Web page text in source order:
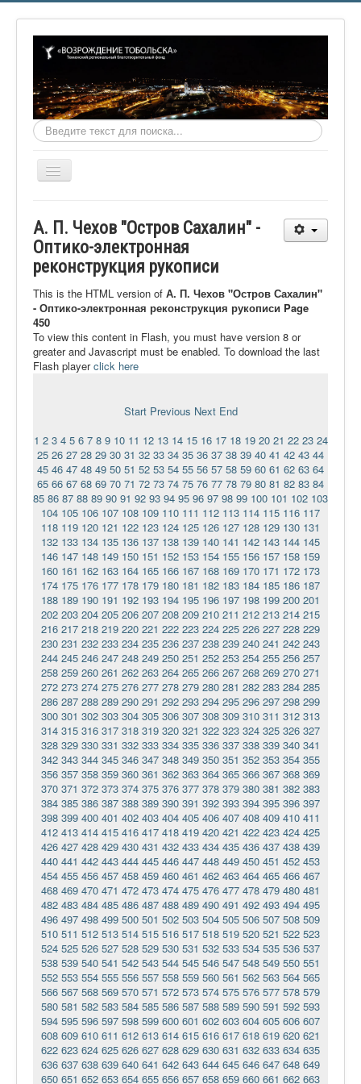
Искать...
Включить/
О фонде
Онлайн библиотека
Видеоматериалы
Контакты
Сайт проекта Достоевский
Ермаковополе.рф
А. П. Чехов "Остров Сахалин" -
Оптико-электронная
реконструкция рукописи
This is the HTML version of А. П. Чехов "Остров Сахалин"
- Оптико-электронная реконструкция рукописи Page
450
To view this content in Flash, you must have version 8 or
greater and Javascript must be enabled. To download the last
Flash playerclick here
Start Previous Next End
1 2 3 4 5 6 7 8 9 10 11 12 13 14 15 16 17 18 19 20 21 22 23 24
25 26 27 28 29 30 31 32 33 34 35 36 37 38 39 40 41 42 43 44
45 46 47 48 49 50 51 52 53 54 55 56 57 58 59 60 61 62 63 64
65 66 67 68 69 70 71 72 73 74 75 76 77 78 79 80 81 82 83 84
85 86 87 88 89 90 91 92 93 94 95 96 97 98 99 100 101 102 103
104 105 106 107 108 109 110 111 112 113 114 115 116 117
118 119 120 121 122 123 124 125 126 127 128 129 130 131
132 133 134 135 136 137 138 139 140 141 142 143 144 145
146 147 148 149 150 151 152 153 154 155 156 157 158 159
160 161 162 163 164 165 166 167 168 169 170 171 172 173
174 175 176 177 178 179 180 181 182 183 184 185 186 187
188 189 190 191 192 193 194 195 196 197 198 199 200 201
202 203 204 205 206 207 208 209 210 211 212 213 214 215
216 217 218 219 220 221 222 223 224 225 226 227 228 229
230 231 232 233 234 235 236 237 238 239 240 241 242 243
244 245 246 247 248 249 250 251 252 253 254 255 256 257
258 259 260 261 262 263 264 265 266 267 268 269 270 271
272 273 274 275 276 277 278 279 280 281 282 283 284 285
286 287 288 289 290 291 292 293 294 295 296 297 298 299
300 301 302 303 304 305 306 307 308 309 310 311 312 313
314 315 316 317 318 319 320 321 322 323 324 325 326 327
328 329 330 331 332 333 334 335 336 337 338 339 340 341
342 343 344 345 346 347 348 349 350 351 352 353 354 355
356 357 358 359 360 361 362 363 364 365 366 367 368 369
370 371 372 373 374 375 376 377 378 379 380 381 382 383
384 385 386 387 388 389 390 391 392 393 394 395 396 397
398 399 400 401 402 403 404 405 406 407 408 409 410 411
412 413 414 415 416 417 418 419 420 421 422 423 424 425
426 427 428 429 430 431 432 433 434 435 436 437 438 439
440 441 442 443 444 445 446 447 448 449 450 451 452 453
454 455 456 457 458 459 460 461 462 463 464 465 466 467
468 469 470 471 472 473 474 475 476 477 478 479 480 481
482 483 484 485 486 487 488 489 490 491 492 493 494 495
496 497 498 499 500 501 502 503 504 505 506 507 508 509
510 511 512 513 514 515 516 517 518 519 520 521 522 523
524 525 526 527 528 529 530 531 532 533 534 535 536 537
538 539 540 541 542 543 544 545 546 547 548 549 550 551
552 553 554 555 556 557 558 559 560 561 562 563 564 565
566 567 568 569 570 571 572 573 574 575 576 577 578 579
580 581 582 583 584 585 586 587 588 589 590 591 592 593
594 595 596 597 598 599 600 601 602 603 604 605 606 607
608 609 610 611 612 613 614 615 616 617 618 619 620 621
622 623 624 625 626 627 628 629 630 631 632 633 634 635
636 637 638 639 640 641 642 643 644 645 646 647 648 649
650 651 652 653 654 655 656 657 658 659 660 661 662 663